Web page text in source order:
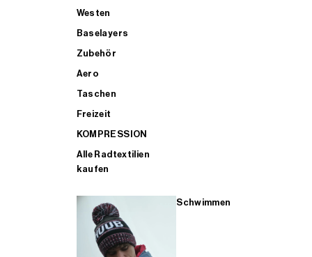
Westen
Baselayers
Zubehör
Aero
Taschen
Freizeit
KOMPRESSION
Alle Radtextilien
kaufen
Schwimmen